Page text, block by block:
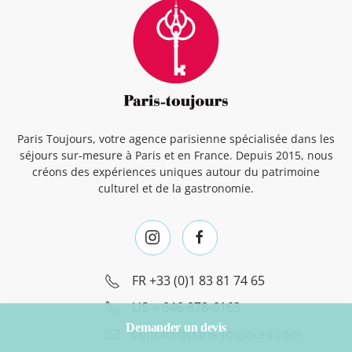
Paris Toujours, votre agence parisienne spécialisée dans les
séjours sur-mesure à Paris et en France. Depuis 2015, nous
créons des expériences uniques autour du patrimoine
culturel et de la gastronomie.
FR+33 (0)1 83 81 74 65
US+ 646-878-6163
contact@paris-toujours.com
Demander un devis